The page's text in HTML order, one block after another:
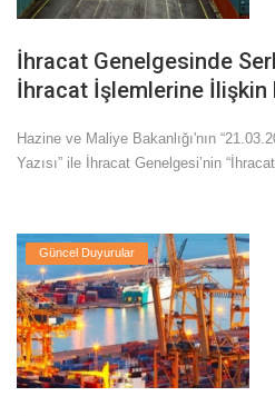
İhracat Genelgesinde
İhracat İşlemlerine İlişkin
Hazine ve Maliye Bakanlığı'nın
Yazısı” ile İhracat Genelgesi’nin
Güncel Duyurular